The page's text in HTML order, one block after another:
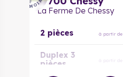
La Ferme De Chessy
2 pièces à partir de
Duplex 3
pièces
à partir de